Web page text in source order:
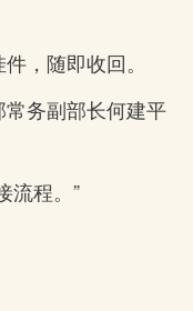
，随即收回。
务副部长何建平
流程。”